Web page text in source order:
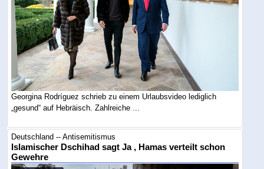
Georgina Rodríguez schrieb zu einem Urlaubsvideo lediglich
„gesund“ auf Hebräisch. Zahlreiche ...
Deutschland -- Antisemitismus
Islamischer Dschihad sagt Ja , Hamas verteilt schon
Gewehre